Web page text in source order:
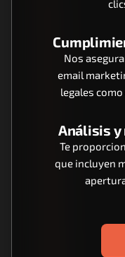
Nos
email
legales como
Análisis
Te
que incluyen